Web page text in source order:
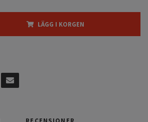
LÄGG I KORGEN